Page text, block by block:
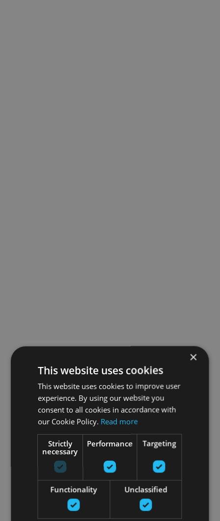
×
This website uses cookies
This website uses cookies to improve user
experience. By using our website you
consent to all cookies in accordance with
our Cookie Policy. Read more
Strictly
necessary
Performance Targeting
Functionality Unclassified